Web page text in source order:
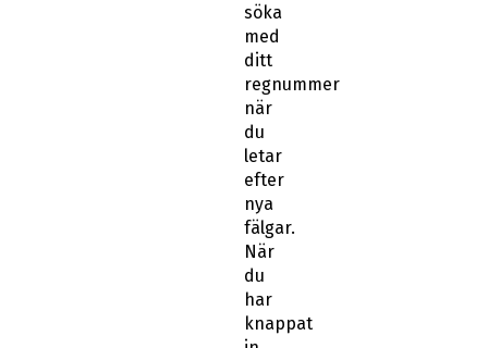
söka
med
ditt
regnummer
när
du
letar
efter
nya
fälgar.
När
du
har
knappat